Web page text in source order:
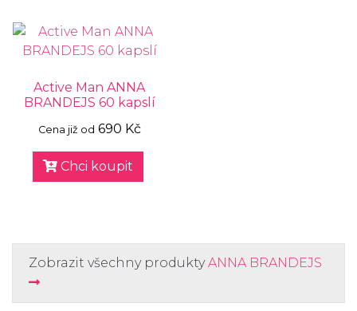
Active Man ANNA
BRANDEJS 60 kapslí
Cena již od 690 Kč
Chci koupit
Zobrazit všechny produktyANNA BRANDEJS